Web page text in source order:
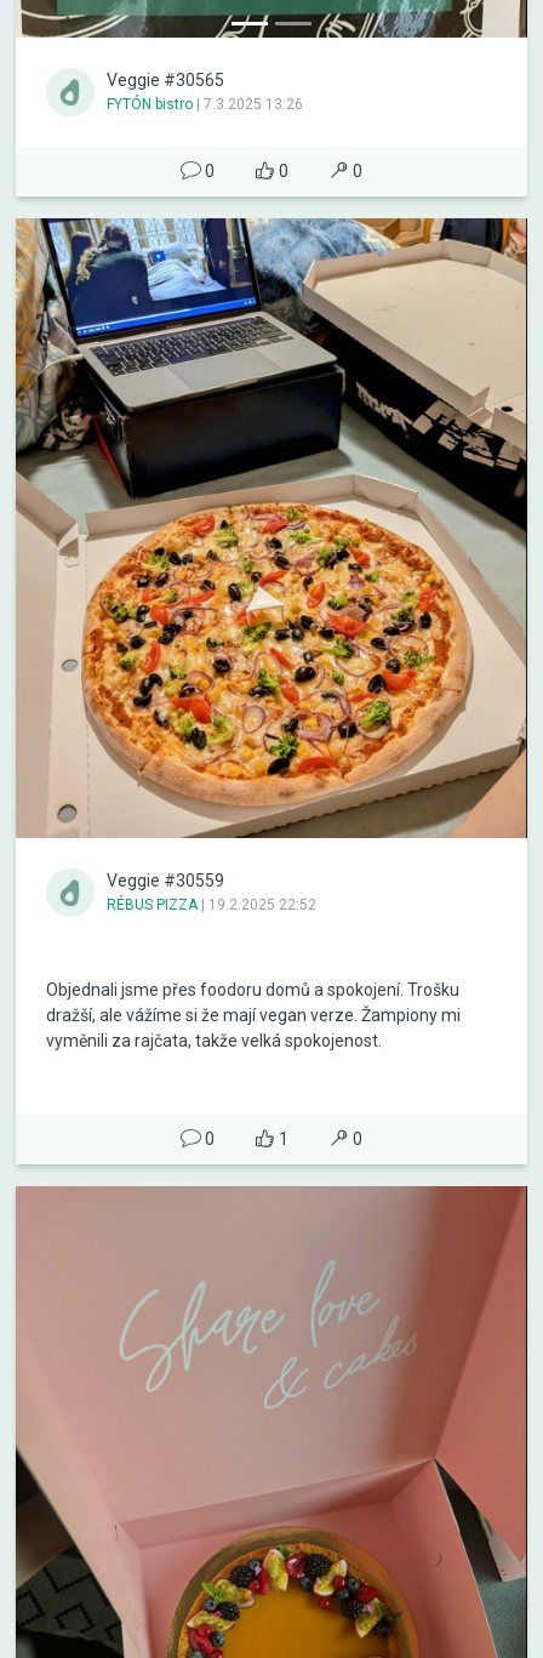
Veggie #30565
FYTÓN bistro | 7.3.2025 13:26
0 0 0
Veggie #30559
RÉBUS PIZZA 19.2.2025 22:52
Objednali jsme přes foodoru domů a spokojení. Trošku
dražší, ale vážíme si že mají vegan verze. Žampiony mi
vyměnili za rajčata, takže velká spokojenost.
0 1 0